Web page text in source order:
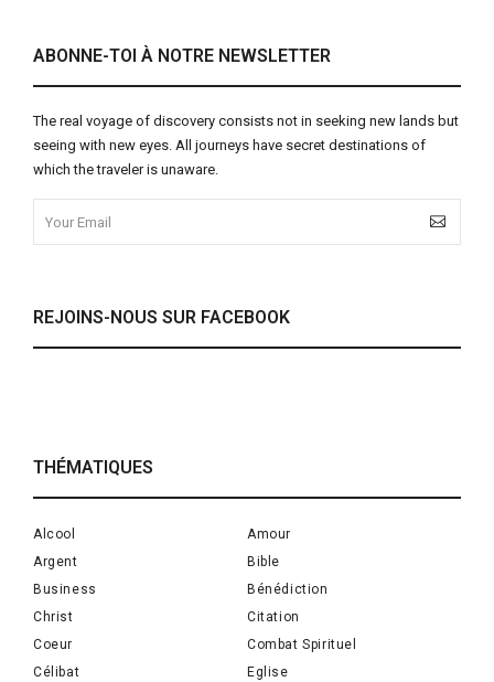
ABONNE-TOI À NOTRE NEWSLETTER
The real voyage of discovery consists not in seeking new lands but
seeing with new eyes. All journeys have secret destinations of
which the traveler is unaware.
REJOINS-NOUS SUR FACEBOOK
THÉMATIQUES
Alcool
Amour
Argent
Bible
Business
Bénédiction
Christ
Citation
Coeur
Combat Spirituel
Célibat
Eglise